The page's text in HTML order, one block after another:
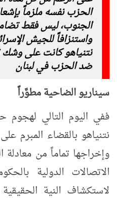
الحزب نفسه ملزماً
الجنوب، ليس فقط
واستنزافاً للجيش
نتنياهو كانت على
ضد الحزب في لبنان
سيناريو الضاحية مطوَّراً
ففي اليوم التالي
نتنياهو بالقضاء المبرم
وإخراجها تماماً من
الاتصالات الدولية
لاستكشاف النية